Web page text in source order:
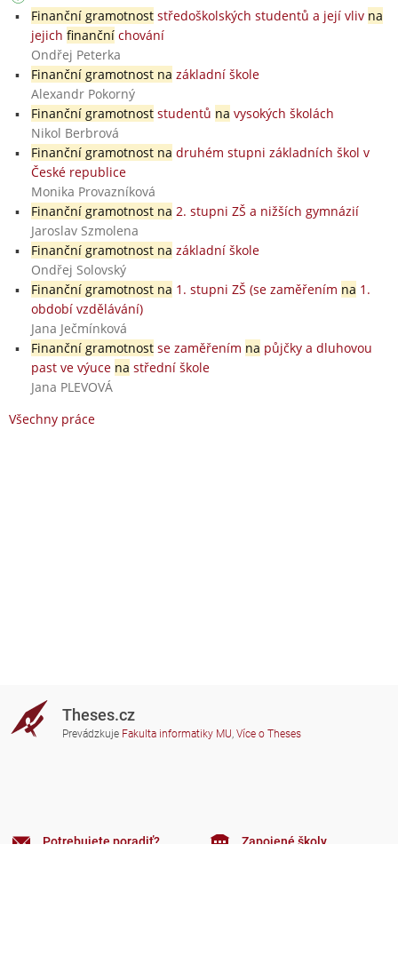
Finanční gramotnoststředoškolských studentů a její vliv na
jejich finančníchování
Ondřej Peterka
Finanční gramotnost na základní škole
Alexandr Pokorný
Finanční gramotnoststudentů na vysokých školách
Nikol Berbrová
Finanční gramotnost na druhém stupni základních škol v
České republice
Monika Provazníková
Finanční gramotnost na 2. stupni ZŠ a nižších gymnázií
Jaroslav Szmolena
Finanční gramotnost na základní škole
Ondřej Solovský
Finanční gramotnost na 1. stupni ZŠ (se zaměřením na 1.
období vzdělávání)
Jana Ječmínková
Finanční gramotnostse zaměřením na půjčky a dluhovou
past ve výuce na střední škole
Jana PLEVOVÁ
Všechny práce
Theses.cz
Prevádzkuje Fakulta informatiky MU, Více o Theses
Potrebujete poradiť? Zapojené školy